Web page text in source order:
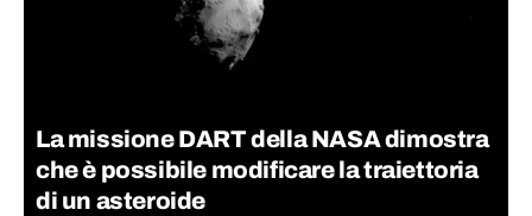
La missione DART della NASA dimostra
che è possibile modificare la traiettoria
di un asteroide